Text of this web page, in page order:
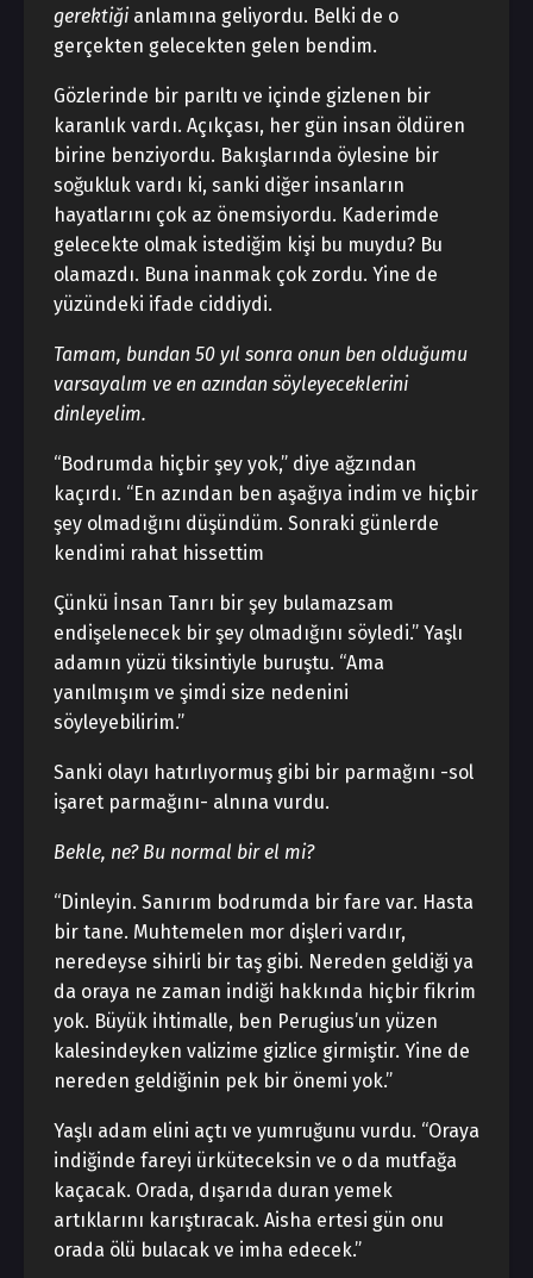
gerektiği anlamına geliyordu. Belki de o
gerçekten gelecekten gelen bendim.
Gözlerinde bir parıltı ve içinde gizlenen bir
karanlık vardı. Açıkçası, her gün insan öldüren
birine benziyordu. Bakışlarında öylesine bir
soğukluk vardı ki, sanki diğer insanların
hayatlarını çok az önemsiyordu. Kaderimde
gelecekte olmak istediğim kişi bu muydu? Bu
olamazdı. Buna inanmak çok zordu. Yine de
yüzündeki ifade ciddiydi.
Tamam, bundan 50 yıl sonra onun ben olduğumu
varsayalım ve en azından söyleyeceklerini
dinleyelim.
“Bodrumda hiçbir şey yok,” diye ağzından
kaçırdı. “En azından ben aşağıya indim ve hiçbir
şey olmadığını düşündüm. Sonraki günlerde
kendimi rahat hissettim
Çünkü İnsan Tanrı bir şey bulamazsam
endişelenecek bir şey olmadığını söyledi.” Yaşlı
adamın yüzü tiksintiyle buruştu. “Ama
yanılmışım ve şimdi size nedenini
söyleyebilirim.”
Sanki olayı hatırlıyormuş gibi bir parmağını -sol
işaret parmağını- alnına vurdu.
Bekle, ne? Bu normal bir el mi?
“Dinleyin. Sanırım bodrumda bir fare var. Hasta
bir tane. Muhtemelen mor dişleri vardır,
neredeyse sihirli bir taş gibi. Nereden geldiği ya
da oraya ne zaman indiği hakkında hiçbir fikrim
yok. Büyük ihtimalle, ben Perugius’un yüzen
kalesindeyken valizime gizlice girmiştir. Yine de
nereden geldiğinin pek bir önemi yok.”
Yaşlı adam elini açtı ve yumruğunu vurdu. “Oraya
indiğinde fareyi ürküteceksin ve o da mutfağa
kaçacak. Orada, dışarıda duran yemek
artıklarını karıştıracak. Aisha ertesi gün onu
orada ölü bulacak ve imha edecek.”